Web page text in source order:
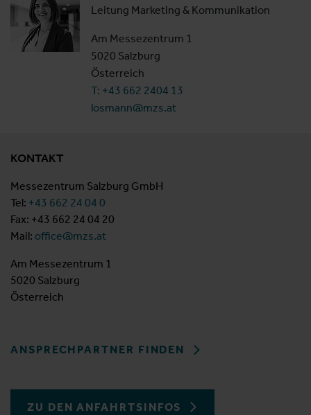
Leitung Marketing & Kommunikation
Am Messezentrum 1
5020 Salzburg
Österreich
T: +43 662 2404 13
losmann@mzs.at
KONTAKT
Messezentrum Salzburg GmbH
Tel: +43 662 24 04 0
Fax: +43 662 24 04 20
Mail: office@mzs.at
Am Messezentrum 1
5020 Salzburg
Österreich
ANSPRECHPARTNER FINDEN
ZU DEN ANFAHRTSINFOS